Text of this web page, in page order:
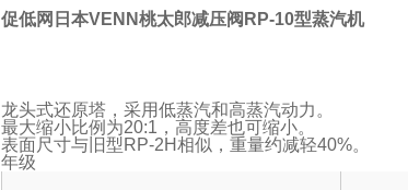
促低网日本VENN桃太郎减压阀RP-10型蒸汽机
龙头式还原塔，采用低蒸汽和高蒸汽动力。
最大缩小比例为20:1，高度差也可缩小。
表面尺寸与旧型RP-2H相似，重量约减轻40%。
年级